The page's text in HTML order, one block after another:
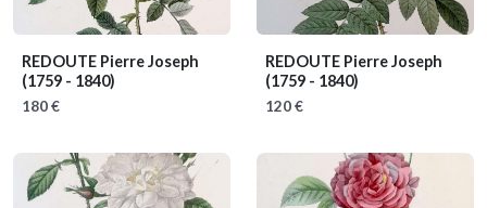
REDOUTE Pierre Joseph
(1759 - 1840)
180 €
REDOUTE Pierre Joseph
(1759 - 1840)
120 €